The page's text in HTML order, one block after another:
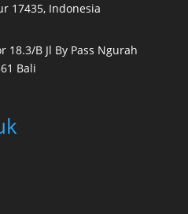
17435, Indonesia
18.3/B Jl By Pass Ngurah
Bali